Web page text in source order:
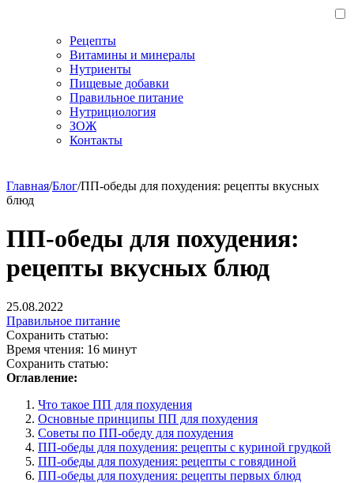
Рецепты
Витамины и минералы
Нутриенты
Пищевые добавки
Правильное питание
Нутрициология
ЗОЖ
Контакты
Главная/Блог/ПП-обеды для похудения: рецепты вкусных
блюд
ПП-обеды для похудения:
рецепты вкусных блюд
25.08.2022
Правильное питание
Сохранить статью:
Время чтения: 16 минут
Сохранить статью:
Оглавление:
Что такое ПП для похудения
Основные принципы ПП для похудения
Советы по ПП-обеду для похудения
ПП-обеды для похудения: рецепты с куриной грудкой
ПП-обеды для похудения: рецепты с говядиной
ПП-обеды для похудения: рецепты первых блюд